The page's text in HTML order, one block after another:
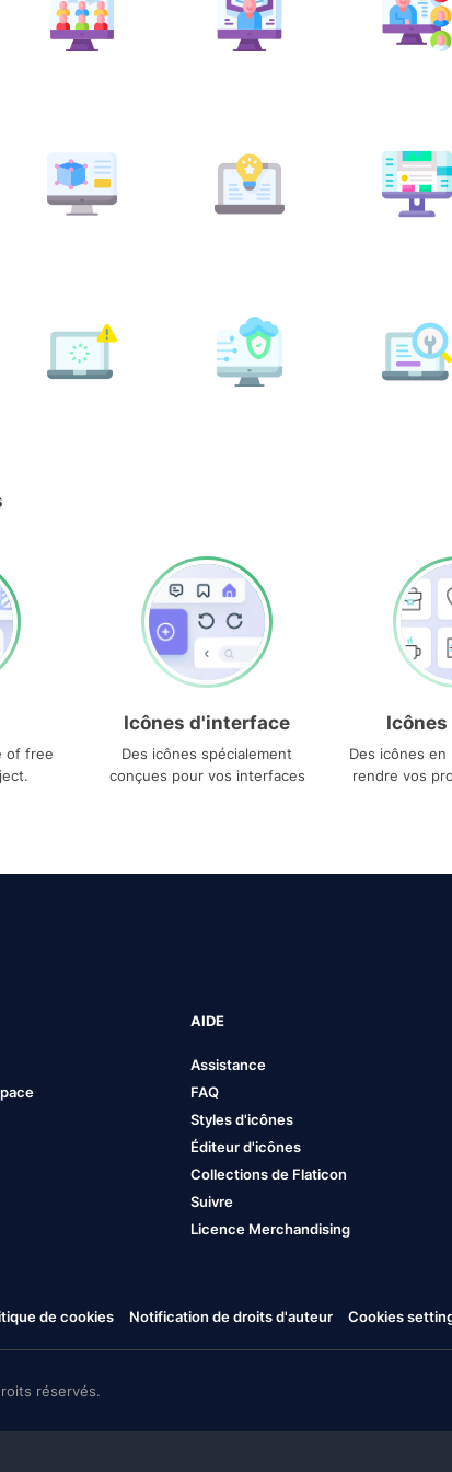
of free
Icônes d'interface
Des icônes spécialement
conçues pour vos interfaces
Des icônes
rendre vos
AIDE
Assistance
FAQ
Styles d'icônes
Éditeur d'icônes
Collections de Flaticon
Suivre
Licence Merchandising
de cookies Notification de droits d'auteur Cookies
réservés.